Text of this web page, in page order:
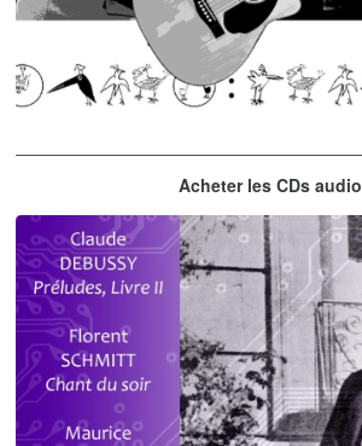
Thelonious MonkAcheter les CDs audio